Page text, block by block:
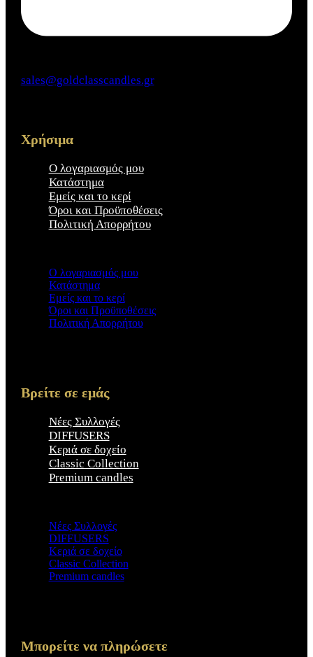
sales@goldclasscandles.gr
Χρήσιμα
Ο λογαριασμός μου
Κατάστημα
Εμείς και το κερί
Όροι και Προϋποθέσεις
Πολιτική Απορρήτου
Ο λογαριασμός μου
Κατάστημα
Εμείς και το κερί
Όροι και Προϋποθέσεις
Πολιτική Απορρήτου
Βρείτε σε εμάς
Νέες Συλλογές
DIFFUSERS
Κεριά σε δοχείο
Classic Collection
Premium candles
Νέες Συλλογές
DIFFUSERS
Κεριά σε δοχείο
Classic Collection
Premium candles
Μπορείτε να πληρώσετε